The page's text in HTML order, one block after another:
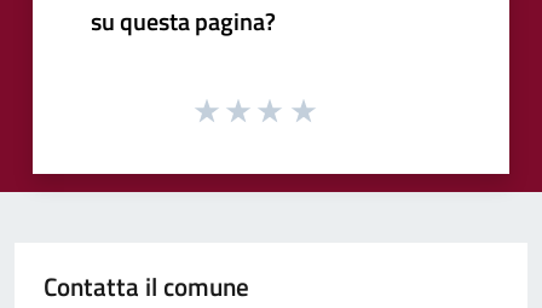
su questa pagina?
Contatta il comune